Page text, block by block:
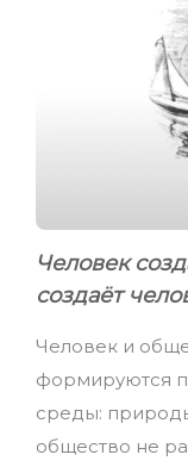
Человек
создаёт
Человек и
формируются
среды:
общество не